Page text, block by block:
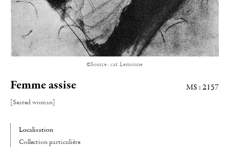
©Source : cat. Lemoisne
Femme assise
[Seated woman]
MS : 2157
Localisation
Collection particulière